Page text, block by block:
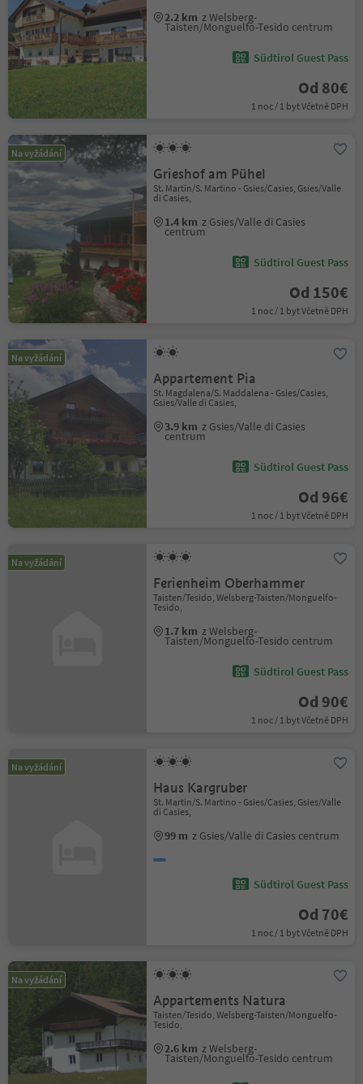
2.2 km z Welsberg-
Taisten/Monguelfo-Tesido centrum
Südtirol Guest Pass
Od 80€
1 noc / 1 byt Včetně DPH
Na vyžádání
Grieshof am Pühel
St. Martin/S. Martino - Gsies/Casies, Gsies/Valle
di Casies,
1.4 km z Gsies/Valle di Casies
centrum
Südtirol Guest Pass
Od 150€
1 noc / 1 byt Včetně DPH
Na vyžádání
Appartement Pia
St. Magdalena/S. Maddalena - Gsies/Casies,
Gsies/Valle di Casies,
3.9 km z Gsies/Valle di Casies
centrum
Südtirol Guest Pass
Od 96€
1 noc / 1 byt Včetně DPH
Na vyžádání
Ferienheim Oberhammer
Taisten/Tesido, Welsberg-Taisten/Monguelfo-
Tesido,
1.7 km z Welsberg-
Taisten/Monguelfo-Tesido centrum
Südtirol Guest Pass
Od 90€
1 noc / 1 byt Včetně DPH
Na vyžádání
Haus Kargruber
St. Martin/S. Martino - Gsies/Casies, Gsies/Valle
di Casies,
99 m z Gsies/Valle di Casies centrum
Südtirol Guest Pass
Od 70€
1 noc / 1 byt Včetně DPH
Na vyžádání
Appartements Natura
Taisten/Tesido, Welsberg-Taisten/Monguelfo-
Tesido,
2.6 km z Welsberg-
Taisten/Monguelfo-Tesido centrum